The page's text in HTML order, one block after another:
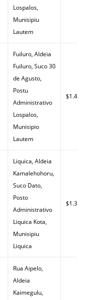
Lospalos,
Munisipiu
Lautem
Fuiluro, Aldeia
Fuiluro, Suco 30
de Agusto,
Postu
Administrativo
Lospalos,
Munisipio
Lautem
$1.40
Liquica, Aldeia
Kamalehohoru,
Suco Dato,
Posto
Administrativo
Liquica Kota,
Munisipiu
Liquica
$1.32
Rua Aipelo,
Aldeia
Kaimegulu,